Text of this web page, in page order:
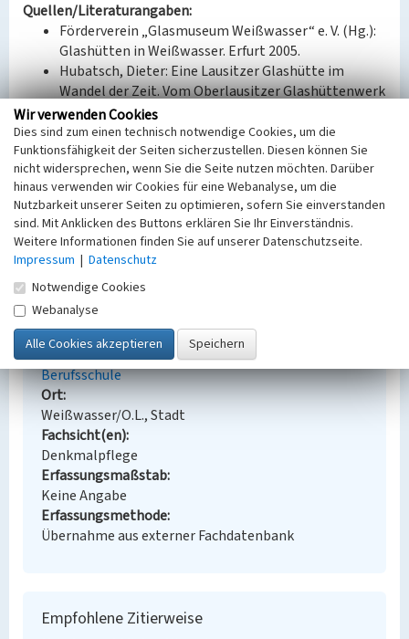
Quellen/Literaturangaben:
Förderverein „Glasmuseum Weißwasser“ e. V. (Hg.):
Glashütten in Weißwasser. Erfurt 2005.
Hubatsch, Dieter: Eine Lausitzer Glashütte im
Wandel der Zeit. Vom Oberlausitzer Glashüttenwerk
Joseph Schweig & Co. zur Stölzle Lausitz GmbH;
Schriftenreihe des Fördervereins Glasmuseum
Weißwasser e.V., hg. von Förderverein Glasmuseum
Weißwasser e.V. Weißwasser 2020.
Bauherr / Auftraggeber:
--
BKM-Nummer:
Berufsschule „Reinhold Greiner“ Weißwasser
Schlagwörter
Berufsschule
Ort
Weißwasser/O.L., Stadt
Fachsicht(en)
Denkmalpflege
Erfassungsmaßstab
Keine Angabe
Erfassungsmethode
Übernahme aus externer Fachdatenbank
Empfohlene Zitierweise
Wir verwenden Cookies
Dies sind zum einen technisch notwendige Cookies, um die
Funktionsfähigkeit der Seiten sicherzustellen. Diesen können Sie
nicht widersprechen, wenn Sie die Seite nutzen möchten. Darüber
hinaus verwenden wir Cookies für eine Webanalyse, um die
Nutzbarkeit unserer Seiten zu optimieren, sofern Sie einverstanden
sind. Mit Anklicken des Buttons erklären Sie Ihr Einverständnis.
Weitere Informationen finden Sie auf unserer Datenschutzseite.
Impressum | Datenschutz
Notwendige Cookies
Webanalyse